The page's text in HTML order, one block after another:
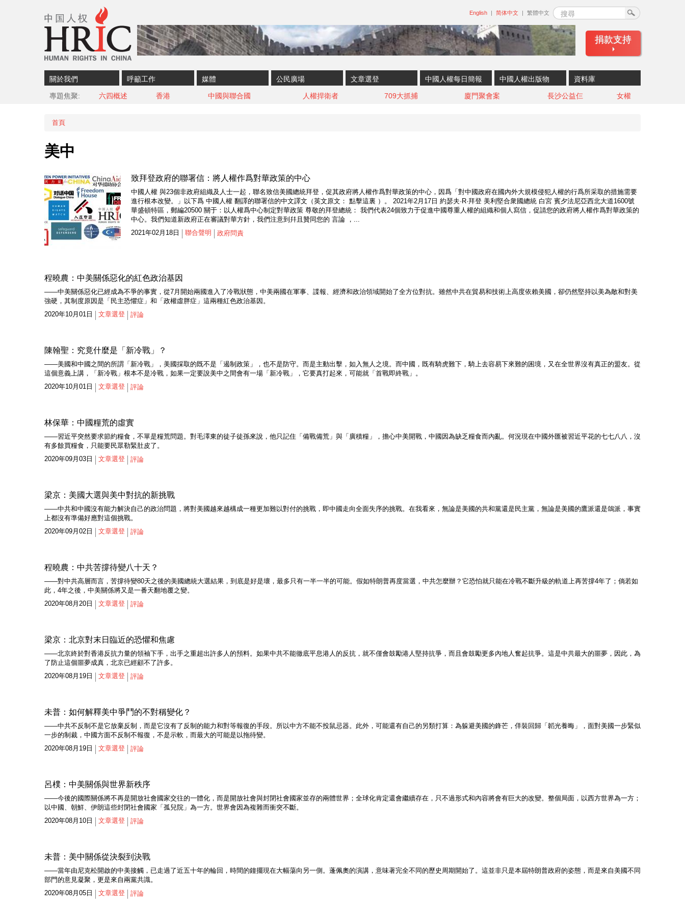
搜尋
English 简体中文 繁體中文
捐款支持
關於我們 呼籲工作 媒體 公民廣場 文章選登 中國人權每日簡報 中國人權出版物 資料庫
專題焦聚 六四概述 香港 中國與聯合國 人權捍衛者 709大抓捕 廈門聚會案 長沙公益仨 女權
您在這裡
首頁
美中
致拜登政府的聯署信：將人權作爲對華政策的中心
中國人權 與23個非政府組織及人士一起，聯名致信美國總統拜登，促其政府將人權作爲對華政策的中心，因爲「對中國政府在國內外大規模侵犯人權的行爲所采取的措施需要
進行根本改變。」以下爲 中國人權 翻譯的聯署信的中文譯文（英文原文： 點擊這裏 ）。 2021年2月17日 約瑟夫·R·拜登 美利堅合衆國總統 白宮 賓夕法尼亞西北大道1600號
華盛頓特區，郵編20500 關于：以人權爲中心制定對華政策 尊敬的拜登總統： 我們代表24個致力于促進中國尊重人權的組織和個人寫信，促請您的政府將人權作爲對華政策的
中心。我們知道新政府正在審議對華方針，我們注意到幷且贊同您的 言論 ，...
2021年02月18日
聯合聲明 政府問責
程曉農：中美關係惡化的紅色政治基因
——中美關係惡化已經成為不爭的事實，從7月開始兩國進入了冷戰狀態，中美兩國在軍事、諜報、經濟和政治領域開始了全方位對抗。雖然中共在貿易和技術上高度依賴美國，卻仍然堅持以美為敵和對美
強硬，其制度原因是「民主恐懼症」和「政權虛胖症」這兩種紅色政治基因。
2020年10月01日
文章選登 評論
陳翰聖：究竟什麼是「新冷戰」？
——美國和中國之間的所謂「新冷戰」，美國採取的既不是「遏制政策」，也不是防守。而是主動出擊，如入無人之境。而中國，既有騎虎難下，騎上去容易下來難的困境，又在全世界沒有真正的盟友。從
這個意義上講，「新冷戰」根本不是冷戰，如果一定要說美中之間會有一場「新冷戰」，它要真打起來，可能就「首戰即終戰」。
2020年10月01日
文章選登 評論
林保華：中國糧荒的虛實
——習近平突然要求節約糧食，不單是糧荒問題。對毛澤東的徒子徒孫來說，他只記住「備戰備荒」與「廣積糧」，擔心中美開戰，中國因為缺乏糧食而內亂。何況現在中國外匯被習近平花的七七八八，沒
有多餘買糧食，只能要民眾勒緊肚皮了。
2020年09月03日
文章選登 評論
梁京：美國大選與美中對抗的新挑戰
——中共和中國沒有能力解決自己的政治問題，將對美國越來越構成一種更加難以對付的挑戰，即中國走向全面失序的挑戰。在我看來，無論是美國的共和黨還是民主黨，無論是美國的鷹派還是鴿派，事實
上都沒有準備好應對這個挑戰。
2020年09月02日
文章選登 評論
程曉農：中共苦撐待變八十天？
——對中共高層而言，苦撐待變80天之後的美國總統大選結果，到底是好是壞，最多只有一半一半的可能。假如特朗普再度當選，中共怎麼辦？它恐怕就只能在冷戰不斷升級的軌道上再苦撐4年了；倘若如
此，4年之後，中美關係將又是一番天翻地覆之變。
2020年08月20日
文章選登 評論
梁京：北京對末日臨近的恐懼和焦慮
——北京終於對香港反抗力量的領袖下手，出手之重超出許多人的預料。如果中共不能徹底平息港人的反抗，就不僅會鼓勵港人堅持抗爭，而且會鼓勵更多內地人奮起抗爭。這是中共最大的噩夢，因此，為
了防止這個噩夢成真，北京已經顧不了許多。
2020年08月19日
文章選登 評論
未普：如何解釋美中爭鬥的不對稱變化？
——中共不反制不是它放棄反制，而是它沒有了反制的能力和對等報復的手段。所以中方不能不投鼠忌器。此外，可能還有自己的另類打算：為躲避美國的鋒芒，佯裝回歸「韜光養晦」，面對美國一步緊似
一步的制裁，中國方面不反制不報復，不是示軟，而最大的可能是以拖待變。
2020年08月19日
文章選登 評論
呂樸：中美關係與世界新秩序
——今後的國際關係將不再是開放社會國家交往的一體化，而是開放社會與封閉社會國家並存的兩體世界；全球化肯定還會繼續存在，只不過形式和內容將會有巨大的改變。整個局面，以西方世界為一方；
以中國、朝鮮、伊朗這些封閉社會國家「孤兒院」為一方。世界會因為複雜而衝突不斷。
2020年08月10日
文章選登 評論
未普：美中關係從決裂到決戰
——當年由尼克松開啟的中美接觸，已走過了近五十年的輪回，時間的鐘擺現在大幅蕩向另一側。蓬佩奧的演講，意味著完全不同的歷史周期開始了。這並非只是本屆特朗普政府的姿態，而是來自美國不同
部門的意見凝聚，更是來自兩黨共識。
2020年08月05日
文章選登 評論